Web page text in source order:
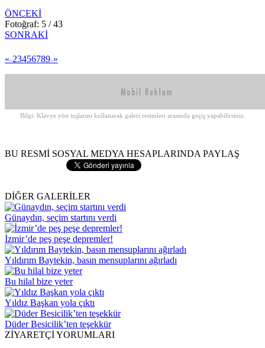
ÖNCEKİ
Fotoğraf: 5 / 43
SONRAKİ
«< 23456789> »
Bilgi: Klavye yön tuşlarını kullanarak galeri resimleri arasında geçiş yapabilirsiniz.
BU RESMİ SOSYAL MEDYA HESAPLARINDA PAYLAŞ
DİĞER GALERİLER
Günaydın, seçim startını verdi
İzmir’de peş peşe depremler!
Yıldırım Baytekin, basın mensuplarını ağırladı
Bu hilal bize yeter
Yıldız Başkan yola çıktı
Düder Besicilik’ten teşekkür
ZİYARETÇİ YORUMLARI